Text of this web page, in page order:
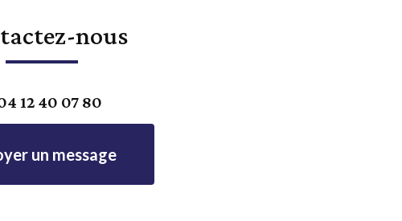
nous
12 40 07 80
un message